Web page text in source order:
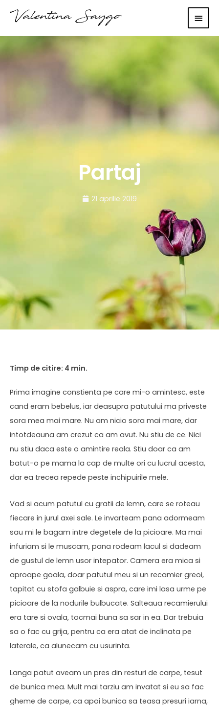
Main
Partaj
21 aprilie 2019
Prima imagine constienta pe care mi-o amintesc, este
cand eram bebelus, iar deasupra patutului ma priveste
sora mea mai mare. Nu am nicio sora mai mare, dar
intotdeauna am crezut ca am avut. Nu stiu de ce. Nici
nu stiu daca este o amintire reala. Stiu doar ca am
batut-o pe mama la cap de multe ori cu lucrul acesta,
dar ea trecea repede peste inchipuirile mele.
Vad si acum patutul cu gratii de lemn, care se roteau
fiecare in jurul axei sale. Le invarteam pana adormeam
sau mi le bagam intre degetele de la picioare. Ma mai
infuriam si le muscam, pana rodeam lacul si dadeam
de gustul de lemn usor intepator. Camera era mica si
aproape goala, doar patutul meu si un recamier greoi,
tapitat cu stofa galbuie si aspra, care imi lasa urme pe
picioare de la nodurile bulbucate. Salteaua recamierului
era tare si ovala, tocmai buna sa sar in ea. Dar trebuia
sa o fac cu grija, pentru ca era atat de inclinata pe
laterale, ca alunecam cu usurinta.
Langa patut aveam un pres din resturi de carpe, tesut
de bunica mea. Mult mai tarziu am invatat si eu sa fac
gheme de carpe, ca apoi bunica sa teasa presuri iarna,